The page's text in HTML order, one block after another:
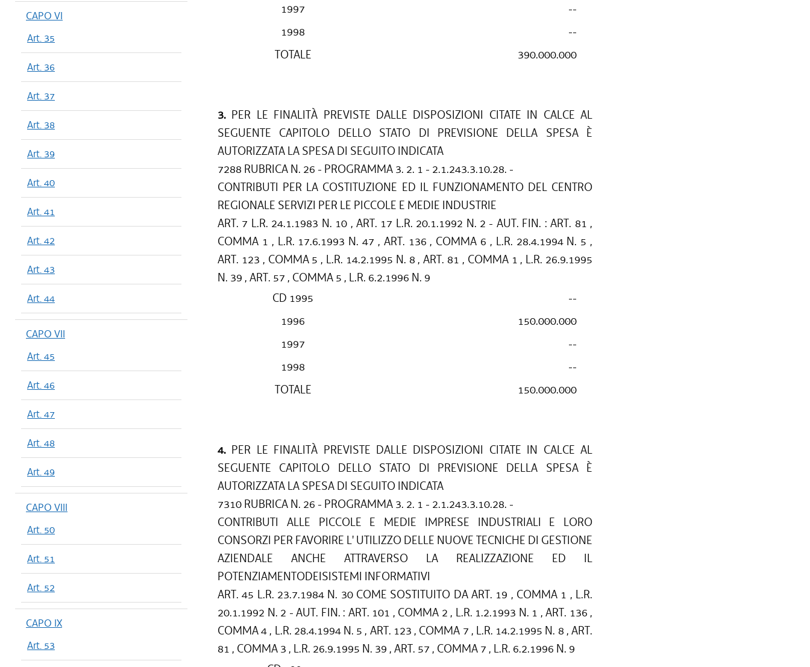
CAPO VI
Art. 35
Art. 36
Art. 37
Art. 38
Art. 39
Art. 40
Art. 41
Art. 42
Art. 43
Art. 44
CAPO VII
Art. 45
Art. 46
Art. 47
Art. 48
Art. 49
CAPO VIII
Art. 50
Art. 51
Art. 52
CAPO IX
Art. 53
1997
--
1998
--
TOTALE
390.000.000
3. PER LE FINALITÀ PREVISTE DALLE DISPOSIZIONI CITATE IN CALCE AL
SEGUENTE CAPITOLO DELLO STATO DI PREVISIONE DELLA SPESA È
AUTORIZZATA LA SPESA DI SEGUITO INDICATA
7288 RUBRICA N. 26 - PROGRAMMA 3. 2. 1 - 2.1.243.3.10.28. -
CONTRIBUTI PER LA COSTITUZIONE ED IL FUNZIONAMENTO DEL CENTRO
REGIONALE SERVIZI PER LE PICCOLE E MEDIE INDUSTRIE
ART. 7 L.R. 24.1.1983 N. 10 , ART. 17 L.R. 20.1.1992 N. 2 - AUT. FIN. : ART. 81 ,
COMMA 1 , L.R. 17.6.1993 N. 47 , ART. 136 , COMMA 6 , L.R. 28.4.1994 N. 5 ,
ART. 123 , COMMA 5 , L.R. 14.2.1995 N. 8 , ART. 81 , COMMA 1 , L.R. 26.9.1995
N. 39 , ART. 57 , COMMA 5 , L.R. 6.2.1996 N. 9
CD 1995
--
1996
150.000.000
1997
--
1998
--
TOTALE
150.000.000
4. PER LE FINALITÀ PREVISTE DALLE DISPOSIZIONI CITATE IN CALCE AL
SEGUENTE CAPITOLO DELLO STATO DI PREVISIONE DELLA SPESA È
AUTORIZZATA LA SPESA DI SEGUITO INDICATA
7310 RUBRICA N. 26 - PROGRAMMA 3. 2. 1 - 2.1.243.3.10.28. -
CONTRIBUTI ALLE PICCOLE E MEDIE IMPRESE INDUSTRIALI E LORO
CONSORZI PER FAVORIRE L' UTILIZZO DELLE NUOVE TECNICHE DI GESTIONE
AZIENDALE ANCHE ATTRAVERSO LA REALIZZAZIONE ED IL
POTENZIAMENTODEISISTEMI INFORMATIVI
ART. 45 L.R. 23.7.1984 N. 30 COME SOSTITUITO DA ART. 19 , COMMA 1 , L.R.
20.1.1992 N. 2 - AUT. FIN. : ART. 101 , COMMA 2 , L.R. 1.2.1993 N. 1 , ART. 136 ,
COMMA 4 , L.R. 28.4.1994 N. 5 , ART. 123 , COMMA 7 , L.R. 14.2.1995 N. 8 , ART.
81 , COMMA 3 , L.R. 26.9.1995 N. 39 , ART. 57 , COMMA 7 , L.R. 6.2.1996 N. 9